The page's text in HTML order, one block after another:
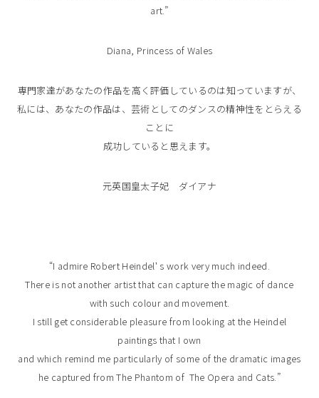
art.”
Diana, Princess of Wales
専門家達があなたの作品を高く評価しているのは知っていますが、
私には、あなたの作品は、芸術としてのダンスの精神性をとらえる
ことに
成功していると思えます。
元英国皇太子妃 ダイアナ
“I admire Robert Heindelʼ s work very much indeed.
There is not another artist that can capture the magic of dance
with such colour and movement.
I still get considerable pleasure from looking at the Heindel
paintings that I own
and which remind me particularly of some of the dramatic images
he captured from The Phantom of The Opera and Cats.”